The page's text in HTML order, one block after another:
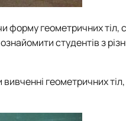
форму геометричних тіл,
студентів з
геометричних тіл,